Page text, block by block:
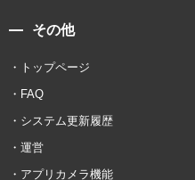
その他
トップページ
FAQ
システム更新履歴
運営
アプリカメラ機能